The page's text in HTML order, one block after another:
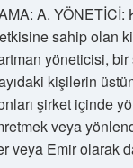
A.
sahip olan
yöneticisi,
kişilerin
şirket içinde
veya